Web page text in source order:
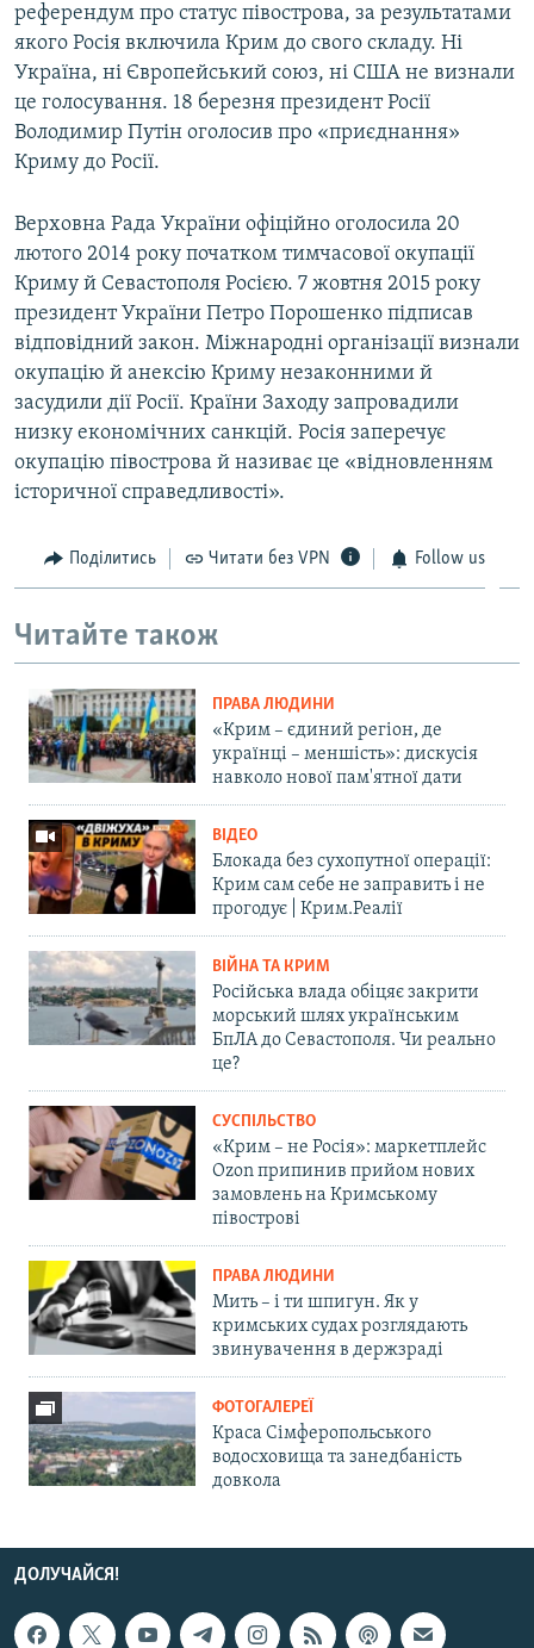
референдум про статус півострова, за результатами
якого Росія включила Крим до свого складу. Ні
Україна, ні Європейський союз, ні США не визнали
це голосування. 18 березня президент Росії
Володимир Путін оголосив про «приєднання»
Криму до Росії.
Верховна Рада України офіційно оголосила 20
лютого 2014 року початком тимчасової окупації
Криму й Севастополя Росією. 7 жовтня 2015 року
президент України Петро Порошенко підписав
відповідний закон. Міжнародні організації визнали
окупацію й анексію Криму незаконними й
засудили дії Росії. Країни Заходу запровадили
низку економічних санкцій. Росія заперечує
окупацію півострова й називає це «відновленням
історичної справедливості».
Поділитись Читати без VPN Follow us
Читайте також
ПРАВА ЛЮДИНИ
«Крим – єдиний регіон, де
українці – меншість»: дискусія
навколо нової пам'ятної дати
ВІДЕО
Блокада без сухопутної операції:
Крим сам себе не заправить і не
прогодує | Крим.Реалії
ВІЙНА ТА КРИМ
Російська влада обіцяє закрити
морський шлях українським
БпЛА до Севастополя. Чи реально
це?
СУСПІЛЬСТВО
«Крим – не Росія»: маркетплейс
Ozon припинив прийом нових
замовлень на Кримському
півострові
ПРАВА ЛЮДИНИ
Мить – і ти шпигун. Як у
кримських судах розглядають
звинувачення в держзраді
ФОТОГАЛЕРЕЇ
Краса Сімферопольського
водосховища та занедбаність
довкола
ДОЛУЧАЙСЯ!